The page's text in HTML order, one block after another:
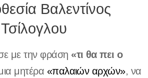
Βαλεντίνος
Τσίλογλου
με την φράση «τι θα πει ο
μητέρα «παλαιών αρχών», να